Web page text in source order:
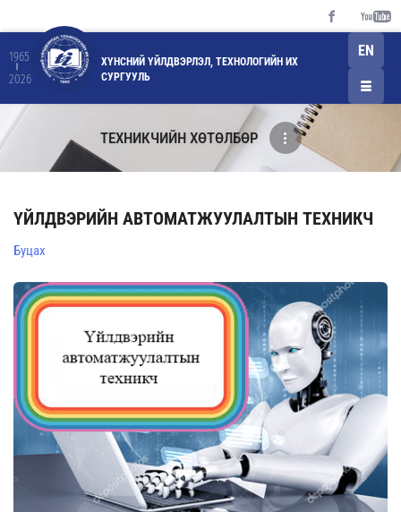
1965
2026
ХҮНСНИЙ ҮЙЛДВЭРЛЭЛ, ТЕХНОЛОГИЙН ИХ
СУРГУУЛЬ
EN
ТЕХНИКЧИЙН ХӨТӨЛБӨР
ҮЙЛДВЭРИЙН АВТОМАТЖУУЛАЛТЫН ТЕХНИКЧ
Буцах